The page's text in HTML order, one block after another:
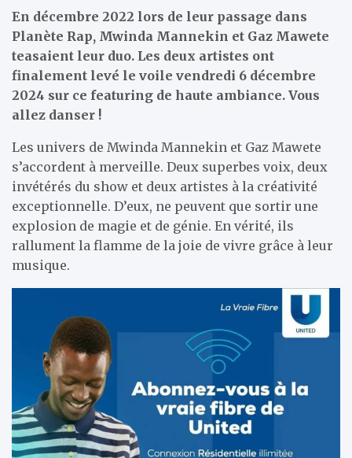
En décembre 2022 lors de leur passage dans
Planète Rap, Mwinda Mannekin et Gaz Mawete
teasaient leur duo. Les deux artistes ont
finalement levé le voile vendredi 6 décembre
2024 sur ce featuring de haute ambiance. Vous
allez danser !
Les univers de Mwinda Mannekin et Gaz Mawete
s’accordent à merveille. Deux superbes voix, deux
invétérés du show et deux artistes à la créativité
exceptionnelle. D’eux, ne peuvent que sortir une
explosion de magie et de génie. En vérité, ils
rallument la flamme de la joie de vivre grâce à leur
musique.